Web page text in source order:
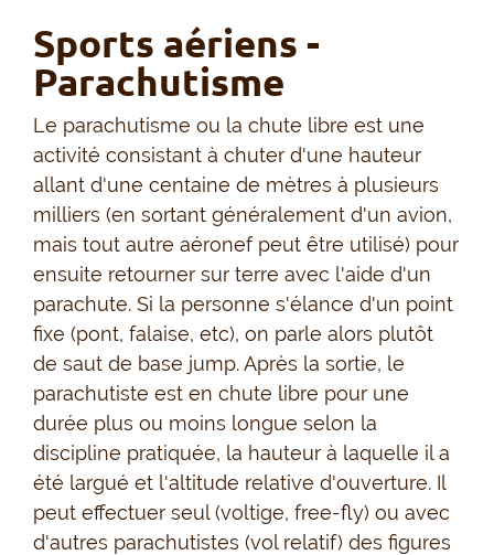
Sports aériens -
Parachutisme
Le parachutisme ou la chute libre est une
activité consistant à chuter d'une hauteur
allant d'une centaine de mètres à plusieurs
milliers (en sortant généralement d'un avion,
mais tout autre aéronef peut être utilisé) pour
ensuite retourner sur terre avec l'aide d'un
parachute. Si la personne s'élance d'un point
fixe (pont, falaise, etc), on parle alors plutôt
de saut de base jump. Après la sortie, le
parachutiste est en chute libre pour une
durée plus ou moins longue selon la
discipline pratiquée, la hauteur à laquelle il a
été largué et l'altitude relative d'ouverture. Il
peut effectuer seul (voltige, free-fly) ou avec
d'autres parachutistes (vol relatif) des figures